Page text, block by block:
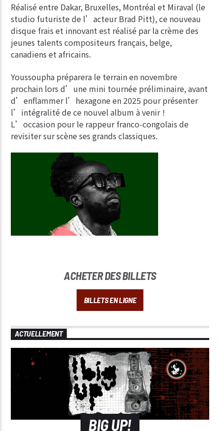
Réalisé entre Dakar, Bruxelles, Montréal et Miraval (le
studio futuriste de l’acteur Brad Pitt), ce nouveau
disque frais et innovant est réalisé par la crème des
jeunes talents compositeurs français, belge,
canadiens et africains.
Youssoupha préparera le terrain en novembre
prochain lors d’une mini tournée préliminaire, avant
d’enflammer l’hexagone en 2025 pour présenter
l’intégralité de ce nouvel album à venir !
L’occasion pour le rappeur franco-congolais de
revisiter sur scène ses grands classiques.
ACHETER DES BILLETS
BILLETS EN LIGNE
ACTUELLEMENT
BIG UP!